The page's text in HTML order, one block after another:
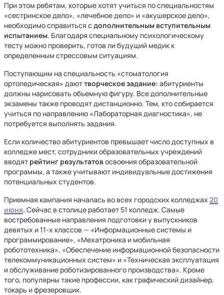
При этом ребятам, которые хотят учиться по специальностям
«сестринское дело», «лечебное дело» и «акушерское дело»,
необходимо справиться сдополнительным вступительным
испытанием. Благодаря специальному психологическому
тесту можно проверить, готов ли будущий медик к
определенным стрессовым ситуациям.
Поступающим на специальность «стоматология
ортопедическая» даюттворческое задание: абитуриенты
должны нарисовать объемную фигуру. Все дополнительные
экзамены также проводят дистанционно. Тем, кто собирается
учиться по направлению «Лабораторная диагностика», не
потребуется выполнять задания.
Если количество абитуриентов превышает число доступных в
колледже мест, сотрудники образовательных учреждений
вводят рейтинг результатовосвоения образовательной
программы, а также учитывают индивидуальные достижения
потенциальных студентов.
Приемная кампания началась во всех городских колледжах 20
июня. Сейчас в столице работает 51 колледж. Самые
востребованные направления подготовки у выпускников
девятых и 11-х классов — «Информационные системы и
программирование», «Мехатроника и мобильная
робототехника», «Обеспечение информационной безопасности
телекоммуникационных систем» и «Техническая эксплуатация
и обслуживание роботизированного производства». Кроме
того, популярны такие профессии, как графический дизайнер,
токарь и фрезеровщик.